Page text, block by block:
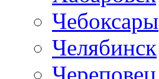
Чебоксары
Челябинск
Череповец